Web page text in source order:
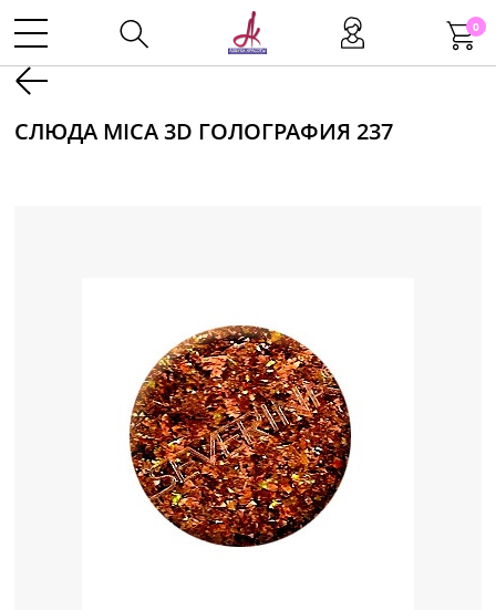
0
Маникюр
Одноразовая продукция
Уход за кожей
СЛЮДА MICA 3D ГОЛОГРАФИЯ 237